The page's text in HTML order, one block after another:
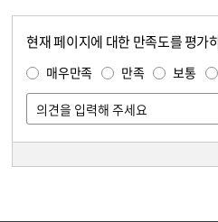
현재 페이지에 대한 만족도를 평가
매우만족 만족 보통